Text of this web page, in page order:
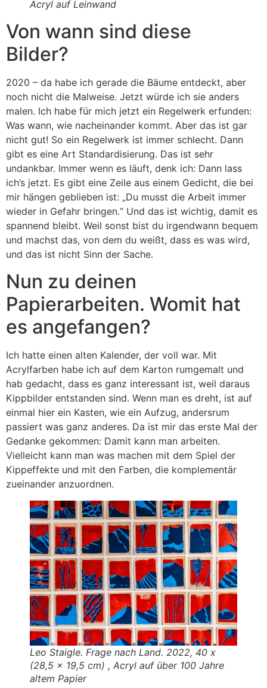
Acryl auf Leinwand
Von wann sind diese
Bilder?
2020 – da habe ich gerade die Bäume entdeckt, aber
noch nicht die Malweise. Jetzt würde ich sie anders
malen. Ich habe für mich jetzt ein Regelwerk erfunden:
Was wann, wie nacheinander kommt. Aber das ist gar
nicht gut! So ein Regelwerk ist immer schlecht. Dann
gibt es eine Art Standardisierung. Das ist sehr
undankbar. Immer wenn es läuft, denk ich: Dann lass
ich’s jetzt. Es gibt eine Zeile aus einem Gedicht, die bei
mir hängen geblieben ist: „Du musst die Arbeit immer
wieder in Gefahr bringen.“ Und das ist wichtig, damit es
spannend bleibt. Weil sonst bist du irgendwann bequem
und machst das, von dem du weißt, dass es was wird,
und das ist nicht Sinn der Sache.
Nun zu deinen
Papierarbeiten. Womit hat
es angefangen?
Ich hatte einen alten Kalender, der voll war. Mit
Acrylfarben habe ich auf dem Karton rumgemalt und
hab gedacht, dass es ganz interessant ist, weil daraus
Kippbilder entstanden sind. Wenn man es dreht, ist auf
einmal hier ein Kasten, wie ein Aufzug, andersrum
passiert was ganz anderes. Da ist mir das erste Mal der
Gedanke gekommen: Damit kann man arbeiten.
Vielleicht kann man was machen mit dem Spiel der
Kippeffekte und mit den Farben, die komplementär
zueinander anzuordnen.
Leo Staigle. Frage nach Land. 2022, 40 x
(28,5 x 19,5 cm) , Acryl auf über 100 Jahre
altem Papier